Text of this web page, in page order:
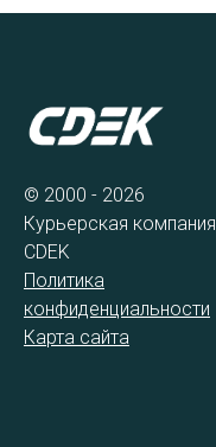
© 2000 - 2026
Курьерская компания
CDEK
Политика
конфиденциальности
Карта сайта